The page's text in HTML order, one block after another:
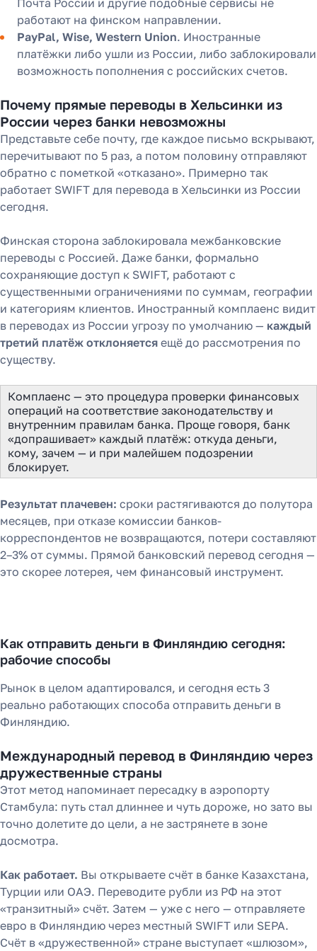
Почта России и другие подобные сервисы не
работают на финском направлении.
PayPal, Wise, Western Union. Иностранные
платёжки либо ушли из России, либо заблокировали
возможность пополнения с российских счетов.
Почему прямые переводы в Хельсинки из
России через банки невозможны
Представьте себе почту, где каждое письмо вскрывают,
перечитывают по 5 раз, а потом половину отправляют
обратно с пометкой «отказано». Примерно так
работает SWIFT для перевода в Хельсинки из России
сегодня.
Финская сторона заблокировала межбанковские
переводы с Россией. Даже банки, формально
сохраняющие доступ к SWIFT, работают с
существенными ограничениями по суммам, географии
и категориям клиентов. Иностранный комплаенс видит
в переводах из России угрозу по умолчанию — каждый
третий платёж отклоняется ещё до рассмотрения по
существу.
Комплаенс — это процедура проверки финансовых
операций на соответствие законодательству и
внутренним правилам банка. Проще говоря, банк
«допрашивает» каждый платёж: откуда деньги,
кому, зачем — и при малейшем подозрении
блокирует.
Результат плачевен: сроки растягиваются до полутора
месяцев, при отказе комиссии банков-
корреспондентов не возвращаются, потери составляют
2–3% от суммы. Прямой банковский перевод сегодня —
это скорее лотерея, чем финансовый инструмент.
Как отправить деньги в Финляндию сегодня:
рабочие способы
Рынок в целом адаптировался, и сегодня есть 3
реально работающих способа отправить деньги в
Финляндию.
Международный перевод в Финляндию через
дружественные страны
Этот метод напоминает пересадку в аэропорту
Стамбула: путь стал длиннее и чуть дороже, но зато вы
точно долетите до цели, а не застрянете в зоне
досмотра.
Как работает. Вы открываете счёт в банке Казахстана,
Турции или ОАЭ. Переводите рубли из РФ на этот
«транзитный» счёт. Затем — уже с него — отправляете
евро в Финляндию через местный SWIFT или SEPA.
Счёт в «дружественной» стране выступает «шлюзом»,